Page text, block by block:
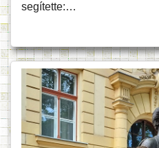
segítette:…